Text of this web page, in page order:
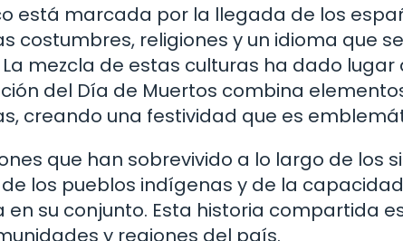
está marcada por la llegada de los
costumbres, religiones y un idioma que
mezcla de estas culturas ha dado lugar
del Día de Muertos combina
creando una festividad que es
que han sobrevivido a lo largo de los
los pueblos indígenas y de la
su conjunto. Esta historia compartida
y regiones del país.